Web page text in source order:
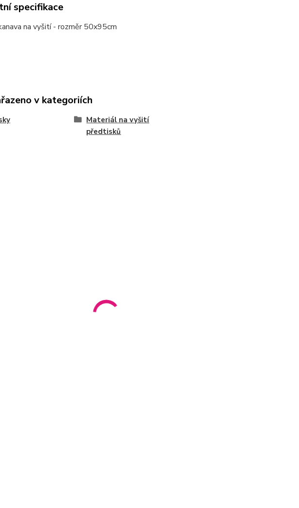
specifikace
na vyšití - rozměr 50x95cm
v kategoriích
Materiál na vyšití
předtisků